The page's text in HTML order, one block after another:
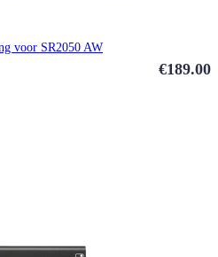
voor SR2050 AW
€189.00